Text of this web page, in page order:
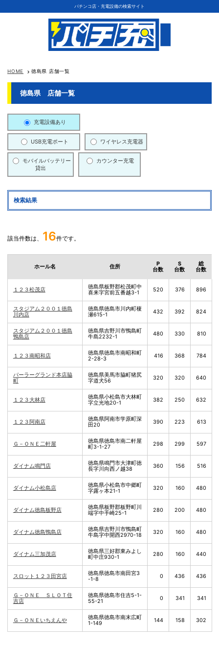
パチンコ店・充電設備の検索サイト
HOME keyboard_arrow_right 徳島県 店舗一覧
徳島県 店舗一覧
充電設備あり
USB充電ポート ワイヤレス充電器
モバイルバッテリー
貸出
カウンター充電
検索結果
該当件数は、 16件です。
ホール名 住所
P
台数
S
台数
総
台数
１２３松茂店
徳島県板野郡松茂町中
喜来字宮前五番越3-1
520 376 896
スタジアム２００１徳島
川内店
徳島県徳島市川内町榎
瀬615-1
432 392 824
スタジアム２００１徳島
鴨島店
徳島県吉野川市鴨島町
牛島2232-1
480 330 810
１２３南昭和店
徳島県徳島市南昭和町
2-28-3
416 368 784
パーラーグランド本店脇
町
徳島県美馬市脇町猪尻
字道犬56
320 320 640
１２３大林店
徳島県小松島市大林町
字立光地20-1
382 250 632
１２３阿南店
徳島県阿南市学原町深
田20
390 223 613
Ｇ－ＯＮＥ二軒屋
徳島県徳島市南二軒屋
町3-1-27
298 299 597
ダイナム鳴門店
徳島県鳴門市大津町徳
長字川向西ノ越38
360 156 516
ダイナム小松島店
徳島県小松島市中郷町
字露ヶ本21-1
320 160 480
ダイナム徳島板野店
徳島県板野郡板野町川
端字中手崎25-1
280 200 480
ダイナム徳島鴨島店
徳島県吉野川市鴨島町
牛島字中開西2970-18
320 160 480
ダイナム三加茂店
徳島県三好郡東みよし
町中庄930-1
280 160 440
スロット１２３田宮店
徳島県徳島市南田宮3
-1-8
0 436 436
Ｇ－ＯＮＥ ＳＬＯＴ住
吉店
徳島県徳島市住吉5-1-
55-21
0 341 341
Ｇ－ＯＮＥいちえんや
徳島県徳島市南末広町
1-149
144 158 302